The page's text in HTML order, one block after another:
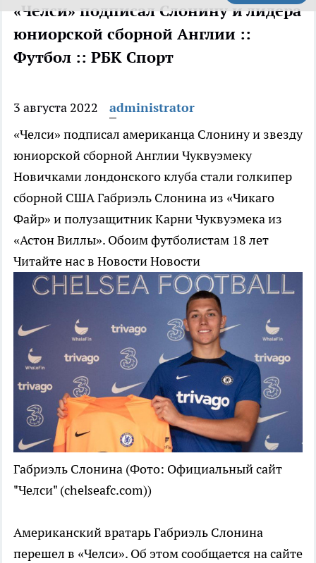
«Челси» подписал Слонину и лидера
юниорской сборной Англии ::
Футбол :: РБК Спорт
3 августа 2022
administrator
«Челси» подписал американца Слонину и звезду
юниорской сборной Англии Чуквуэмеку
Новичками лондонского клуба стали голкипер
сборной США Габриэль Слонина из «Чикаго
Файр» и полузащитник Карни Чуквуэмека из
«Астон Виллы». Обоим футболистам 18 лет
Читайте нас в Новости Новости
Габриэль Слонина (Фото: Официальный сайт
"Челси" (chelseafc.com))
Американский вратарь Габриэль Слонина
перешел в «Челси». Об этом сообщается на сайте